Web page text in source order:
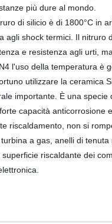
più dure al mondo.
di silicio è di 1800°C in
agli shock termici. Il
e resistenza agli urti,
l'uso della temperatura
utilizzare la ceramica
importante. È una specie
capacità
riscaldamento, non si
a gas, anelli di
riscaldante dei